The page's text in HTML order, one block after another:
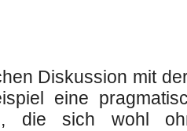
Diskussion mit
eine
die sich wohl